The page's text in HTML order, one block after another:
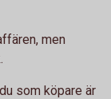
men
som köpare är